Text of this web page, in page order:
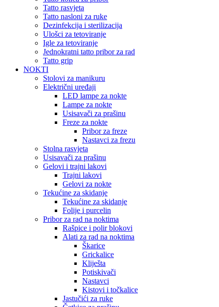
Tatto rasvjeta
Tatto nasloni za ruke
Dezinfekcija i sterilizacija
Ulošci za tetoviranje
Igle za tetoviranje
Jednokratni tatto pribor za rad
Tatto grip
NOKTI
Stolovi za manikuru
Električni uređaji
LED lampe za nokte
Lampe za nokte
Usisavači za prašinu
Freze za nokte
Pribor za freze
Nastavci za frezu
Stolna rasvjeta
Usisavači za prašinu
Gelovi i trajni lakovi
Trajni lakovi
Gelovi za nokte
Tekućine za skidanje
Tekućine za skidanje
Folije i purcelin
Pribor za rad na noktima
Rašpice i polir blokovi
Alati za rad na noktima
Škarice
Grickalice
Kliješta
Potiskivači
Nastavci
Kistovi i točkalice
Jastučići za ruke